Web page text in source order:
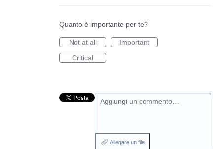
Quanto è importante per te?
Not at all
Important
Critical
Aggiungi un commento…
Allegare un file